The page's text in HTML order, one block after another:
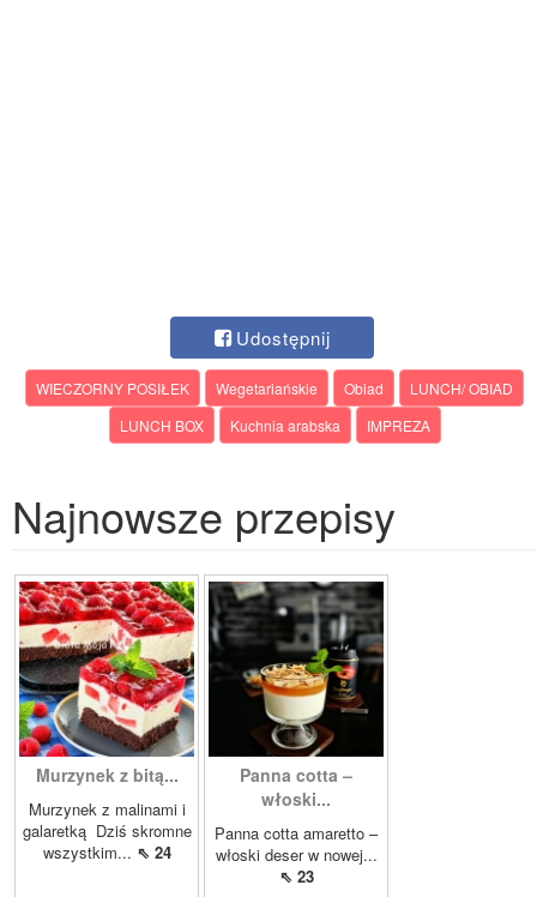
Udostępnij
WIECZORNY POSIŁEK Wegetariańskie Obiad
LUNCH/ OBIAD
LUNCH BOX
Kuchnia arabska IMPREZA
Najnowsze przepisy
Murzynek z bitą...
Murzynek z malinami i
galaretką Dziś skromne
wszystkim... ⇖ 24
Panna cotta –
włoski...
Panna cotta amaretto –
włoski deser w nowej...
⇖ 23